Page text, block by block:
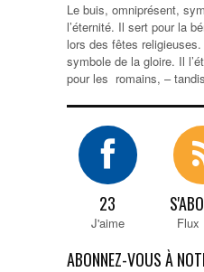
Le buis, omniprésent,
l’éternité. Il sert pour la
lors des fêtes
symbole de la gloire. Il
pour les romains, –
23
J'aime Flux
ABONNEZ-VOUS À